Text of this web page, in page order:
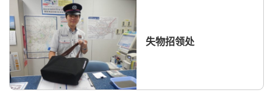
失物招领处